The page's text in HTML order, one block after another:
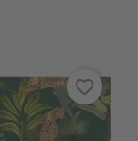
favorite_border